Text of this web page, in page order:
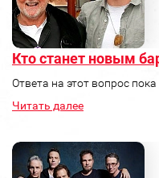
Кто станет новым
Ответа на этот вопрос пока
Читать далее